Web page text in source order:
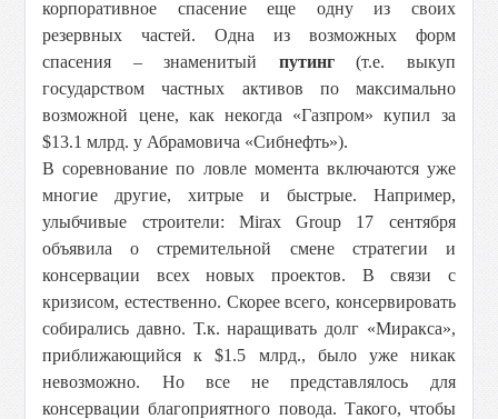
корпоративное спасение еще одну из своих
резервных частей. Одна из возможных форм
спасения – знаменитый путинг(т.е. выкуп
государством частных активов по максимально
возможной цене, как некогда «Газпром» купил за
$13.1 млрд. у Абрамовича «Сибнефть»).
В соревнование по ловле момента включаются уже
многие другие, хитрые и быстрые. Например,
улыбчивые строители: Mirax Group 17 сентября
объявила о стремительной смене стратегии и
консервации всех новых проектов. В связи с
кризисом, естественно. Скорее всего, консервировать
собирались давно. Т.к. наращивать долг «Миракса»,
приближающийся к $1.5 млрд., было уже никак
невозможно. Но все не представлялось для
консервации благоприятного повода. Такого, чтобы